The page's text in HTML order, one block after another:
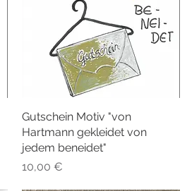
Schnellansicht
Gutschein Motiv "von
Hartmann gekleidet von
jedem beneidet"
Preis
10,00 €